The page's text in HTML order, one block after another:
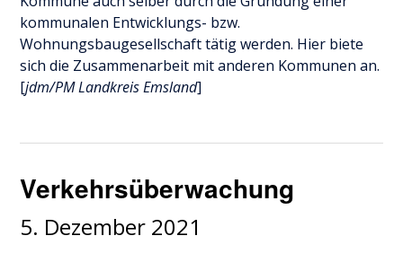
kommunalen Entwicklungs- bzw.
Wohnungsbaugesellschaft tätig werden. Hier biete
sich die Zusammenarbeit mit anderen Kommunen an.
[jdm/PM Landkreis Emsland]
Verkehrsüberwachung
5. Dezember 2021